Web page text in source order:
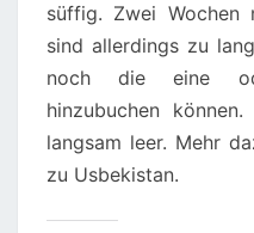
süffig. Zwei
sind allerdings zu
noch die eine
hinzubuchen
langsam leer. Mehr
zu Usbekistan.